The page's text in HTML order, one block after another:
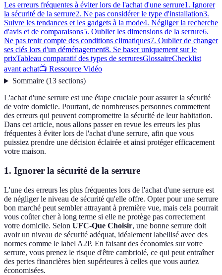
Les erreurs fréquentes à éviter lors de l'achat d'une serrure1. Ignorer
la sécurité de la serrure2. Ne pas considérer le type d'installation3.
Suivre les tendances et les gadgets à la mode4. Négliger la recherche
d'avis et de comparaisons5. Oublier les dimensions de la serrure6.
Ne pas tenir compte des conditions climatiques7. Oublier de changer
ses clés lors d'un déménagement8. Se baser uniquement sur le
prixTableau comparatif des types de serruresGlossaireChecklist
avant achat📺 Ressource Vidéo
Sommaire(13 sections)
L'achat d'une serrure est une étape cruciale pour assurer la sécurité
de votre domicile. Pourtant, de nombreuses personnes commettent
des erreurs qui peuvent compromettre la sécurité de leur habitation.
Dans cet article, nous allons passer en revue les erreurs les plus
fréquentes à éviter lors de l'achat d'une serrure, afin que vous
puissiez prendre une décision éclairée et ainsi protéger efficacement
votre maison.
1. Ignorer la sécurité de la serrure
L'une des erreurs les plus fréquentes lors de l'achat d'une serrure est
de négliger le niveau de sécurité qu'elle offre. Opter pour une serrure
bon marché peut sembler attrayant à première vue, mais cela pourrait
vous coûter cher à long terme si elle ne protège pas correctement
votre domicile. Selon UFC-Que Choisir, une bonne serrure doit
avoir un niveau de sécurité adéquat, idéalement labellisé avec des
normes comme le label A2P. En faisant des économies sur votre
serrure, vous prenez le risque d'être cambriolé, ce qui peut entraîner
des pertes financières bien supérieures à celles que vous auriez
économisées.